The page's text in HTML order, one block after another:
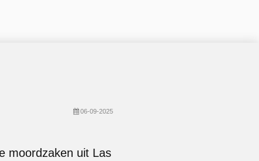
06-09-2025
moordzaken uit Las